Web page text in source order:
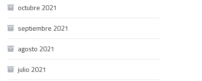
octubre 2021
septiembre 2021
agosto 2021
julio 2021